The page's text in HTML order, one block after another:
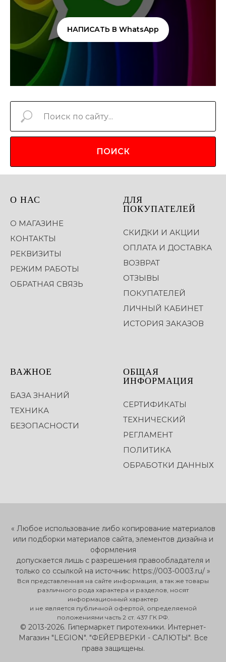
НАПИСАТЬ В WhatsApp
ПОИСК
О НАС
О МАГАЗИНЕ
КОНТАКТЫ
РЕКВИЗИТЫ
РЕЖИМ РАБОТЫ
ОБРАТНАЯ СВЯЗЬ
ДЛЯ
ПОКУПАТЕЛЕЙ
СКИДКИ И АКЦИИ
ОПЛАТА И ДОСТАВКА
ВОЗВРАТ
ОТЗЫВЫ
ПОКУПАТЕЛЕЙ
ЛИЧНЫЙ КАБИНЕТ
ИСТОРИЯ ЗАКАЗОВ
ВАЖНОЕ
БАЗА ЗНАНИЙ
ТЕХНИКА
БЕЗОПАСНОСТИ
ОБЩАЯ
ИНФОРМАЦИЯ
СЕРТИФИКАТЫ
ТЕХНИЧЕСКИЙ
РЕГЛАМЕНТ
ПОЛИТИКА
ОБРАБОТКИ ДАННЫХ
« Любое использование либо копирование материалов
или подборки материалов сайта, элементов дизайна и
оформления
допускается лишь с разрешения правообладателя и
только со ссылкой на источник: https://003-0003.ru/ »
Вся представленная на сайте информация, а так же товары
различного рода характера и разделов, носят
информационный характер
и не является публичной офертой, определяемой
положениями часть 2 ст. 437 ГК РФ.
© 2013-2026. Гипермаркет пиротехники. Интернет-
Магазин "LEGION". "ФЕЙЕРВЕРКИ - САЛЮТЫ". Все
права защищены.